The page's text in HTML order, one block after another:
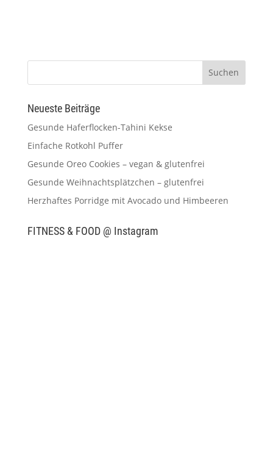
Neueste Beiträge
Gesunde Haferflocken-Tahini Kekse
Einfache Rotkohl Puffer
Gesunde Oreo Cookies – vegan & glutenfrei
Gesunde Weihnachtsplätzchen – glutenfrei
Herzhaftes Porridge mit Avocado und Himbeeren
FITNESS & FOOD @ Instagram